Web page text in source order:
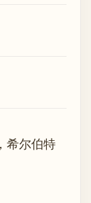
希尔伯特